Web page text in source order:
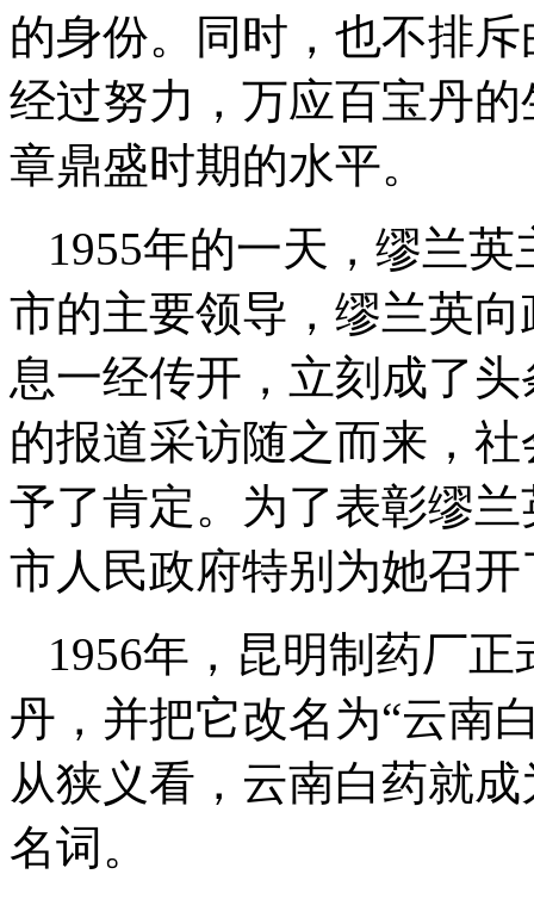
的身份。同时，也不排
经过努力，万应百宝丹
章鼎盛时期的水平。
1955年的一天，缪兰
市的主要领导，缪兰英
息一经传开，立刻成了
的报道采访随之而来，
予了肯定。为了表彰缪
市人民政府特别为她召
1956年，昆明制药厂
丹，并把它改名为“云南
从狭义看，云南白药就
名词。